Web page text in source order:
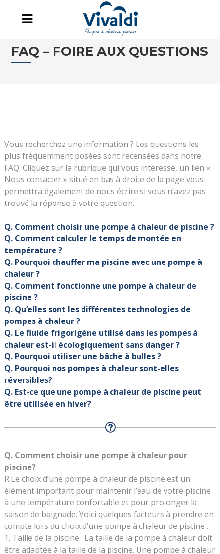
FAQ – FOIRE AUX QUESTIONS
Vous recherchez une information ? Les questions les
plus fréquemment posées sont recensées dans notre
FAQ. Cliquez sur la rubrique qui vous intéresse, un lien «
Nous contacter » situé en bas à droite de la page vous
permettra également de nous écrire si vous n’avez pas
trouvé la réponse à votre question.
Q. Comment choisir une pompe à chaleur de piscine ?
Q. Comment calculer le temps de montée en
température ?
Q. Pourquoi chauffer ma piscine avec une pompe à
chaleur ?
Q. Comment fonctionne une pompe à chaleur de
piscine ?
Q. Qu’elles sont les différentes technologies de
pompes à chaleur ?
Q. Le fluide frigorigène utilisé dans les pompes à
chaleur est-il écologiquement sans danger ?
Q. Pourquoi utiliser une bâche à bulles ?
Q. Pourquoi nos pompes à chaleur sont-elles
réversibles?
Q. Est-ce que une pompe à chaleur de piscine peut
être utilisée en hiver?
Q. Comment choisir une pompe à chaleur pour
piscine?
R.Le choix d’une pompe à chaleur de piscine est un
élément important pour maintenir l’eau de votre piscine
à une température confortable et pour prolonger la
saison de baignade. Voici quelques facteurs à prendre en
compte lors du choix d’une pompe à chaleur de piscine :
Taille de la piscine : La taille de la pompe à chaleur doit
être adaptée à la taille de la piscine. Une pompe à chaleur